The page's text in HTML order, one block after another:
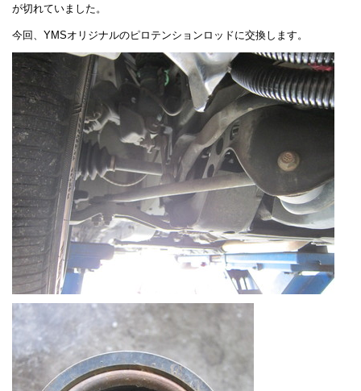
が切れていました。
今回、YMSオリジナルのピロテンションロッドに交換します。